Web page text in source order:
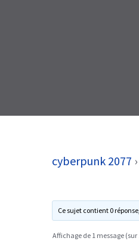
cyberpunk 2077 ›
Ce sujet contient 0
Affichage de 1 message